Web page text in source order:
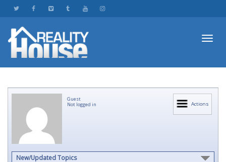
Actions
Guest
Not logged in
New/Updated Topics